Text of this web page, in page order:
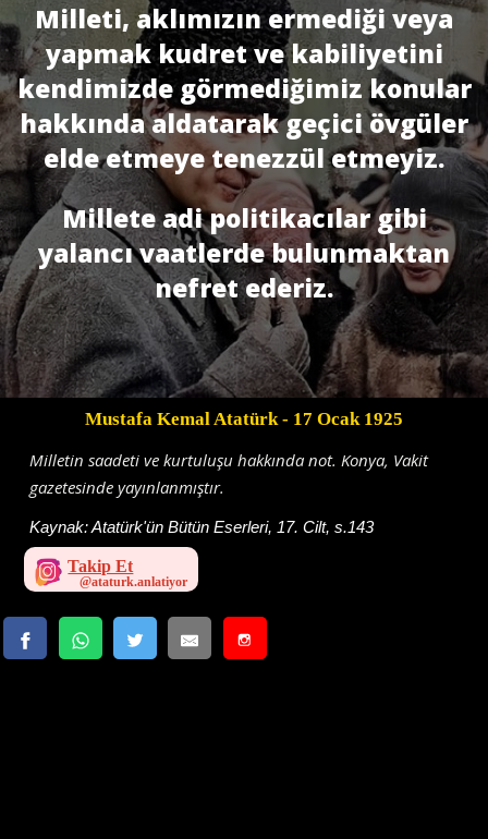
Milleti, aklımızın ermediği veya
yapmak kudret ve kabiliyetini
kendimizde görmediğimiz konular
hakkında aldatarak geçici övgüler
elde etmeye tenezzül etmeyiz.
Millete adi politikacılar gibi
yalancı vaatlerde bulunmaktan
nefret ederiz.
Mustafa Kemal Atatürk- 17 Ocak 1925
Milletin saadeti ve kurtuluşu hakkında not. Konya, Vakit
gazetesinde yayınlanmıştır.
Kaynak:Atatürk'ün Bütün Eserleri, 17. Cilt, s.143
Takip Et